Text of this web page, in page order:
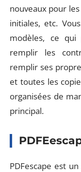
nouveaux pour
initiales, etc.
modèles, ce
remplir les
remplir ses
et toutes les
organisées de
principal.
PDFescape est